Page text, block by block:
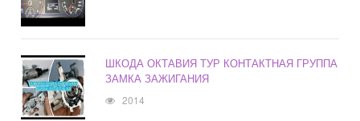
ШКОДА ОКТАВИЯ ТУР КОНТАКТНАЯ ГРУППА
ЗАМКА ЗАЖИГАНИЯ
2014